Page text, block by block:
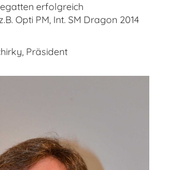
erfolgreich
Opti PM, Int. SM Dragon 2014
Präsident